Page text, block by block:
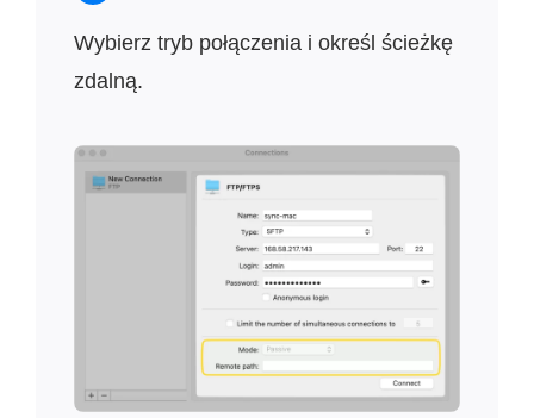
Wybierz tryb połączenia i określ ścieżkę
zdalną.